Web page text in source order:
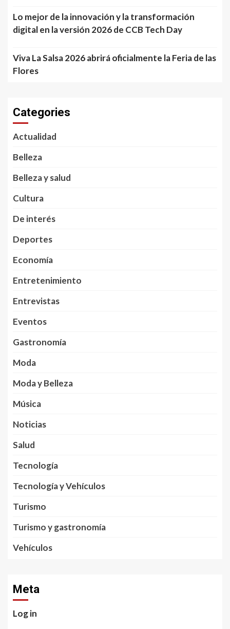
Lo mejor de la innovación y la transformación
digital en la versión 2026 de CCB Tech Day
Viva La Salsa 2026 abrirá oficialmente la Feria de las
Flores
Categories
Actualidad
Belleza
Belleza y salud
Cultura
De interés
Deportes
Economía
Entretenimiento
Entrevistas
Eventos
Gastronomía
Moda
Moda y Belleza
Música
Noticias
Salud
Tecnología
Tecnología y Vehículos
Turismo
Turismo y gastronomía
Vehículos
Meta
Log in